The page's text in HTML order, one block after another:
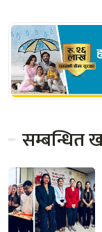
सम्बन्धित